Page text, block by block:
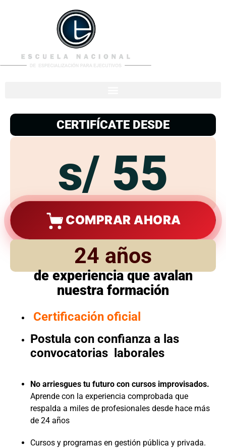
CERTIFÍCATE DESDE
s/ 55
COMPRAR AHORA
24 años
de experiencia que avalan
nuestra formación
Certificación oficial
Postula con confianza a las
convocatorias laborales
No arriesgues tu futuro con cursos improvisados.
Aprende con la experiencia comprobada que
respalda a miles de profesionales desde hace más
de 24 años
Cursos y programas en gestión pública y privada.